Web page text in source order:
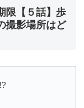
限【５話】歩
撮影場所はど
!?